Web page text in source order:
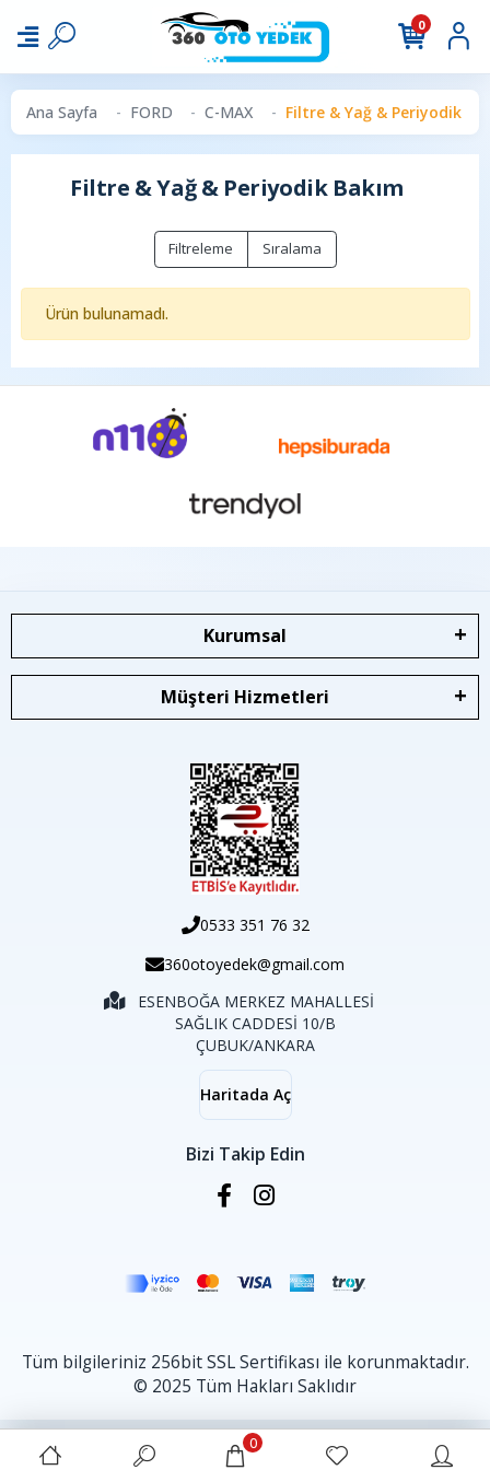
0
Ana Sayfa FORD C-MAX Filtre & Yağ & Periyodik
Filtre & Yağ & Periyodik Bakım
Filtreleme Sıralama
Ürün bulunamadı.
Kurumsal
Müşteri Hizmetleri
0533 351 76 32
360otoyedek@gmail.com
ESENBOĞA MERKEZ MAHALLESİ
SAĞLIK CADDESİ 10/B
ÇUBUK/ANKARA
Haritada Aç
Bizi Takip Edin
Tüm bilgileriniz 256bit SSL Sertifikası ile korunmaktadır.
© 2025 Tüm Hakları Saklıdır
0